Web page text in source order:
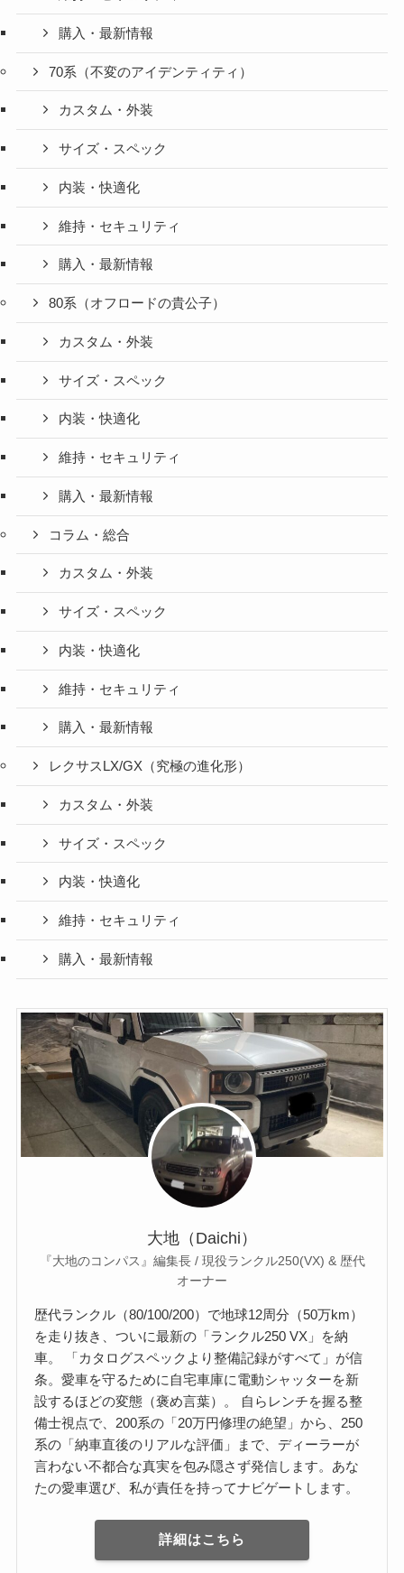
購入・最新情報
70系（不変のアイデンティティ）
カスタム・外装
サイズ・スペック
内装・快適化
維持・セキュリティ
購入・最新情報
80系（オフロードの貴公子）
カスタム・外装
サイズ・スペック
内装・快適化
維持・セキュリティ
購入・最新情報
コラム・総合
カスタム・外装
サイズ・スペック
内装・快適化
維持・セキュリティ
購入・最新情報
レクサスLX/GX（究極の進化形）
カスタム・外装
サイズ・スペック
内装・快適化
維持・セキュリティ
購入・最新情報
大地（Daichi）
『大地のコンパス』編集長 / 現役ランクル250(VX) & 歴代
オーナー
歴代ランクル（80/100/200）で地球12周分（50万km）
を走り抜き、ついに最新の「ランクル250 VX」を納
車。 「カタログスペックより整備記録がすべて」が信
条。愛車を守るために自宅車庫に電動シャッターを新
設するほどの変態（褒め言葉）。 自らレンチを握る整
備士視点で、200系の「20万円修理の絶望」から、250
系の「納車直後のリアルな評価」まで、ディーラーが
言わない不都合な真実を包み隠さず発信します。あな
たの愛車選び、私が責任を持ってナビゲートします。
詳細はこちら